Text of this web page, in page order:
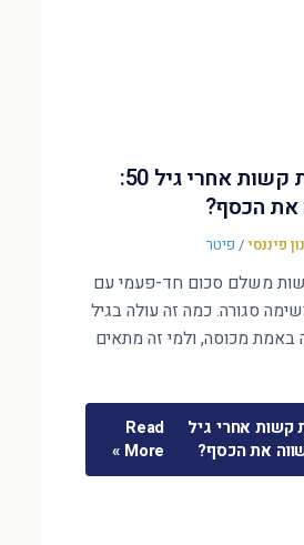
ביטוח מחלות קשות אחרי גיל 50:
את הכסף?
פיננסי/ פיטר
משלם סכום חד-פעמי עם
סגורה. כמה זה עולה בגיל
60, מה באמת מכוסה, ולמי זה מתאים
קשות אחרי גיל
Read
More »